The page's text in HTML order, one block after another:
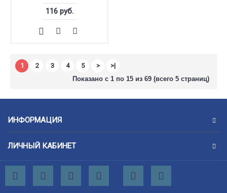
116 руб.
1 2 3 4 5 >
>|
Показано с 1 по 15 из 69 (всего 5 страниц)
ИНФОРМАЦИЯ
ЛИЧНЫЙ КАБИНЕТ